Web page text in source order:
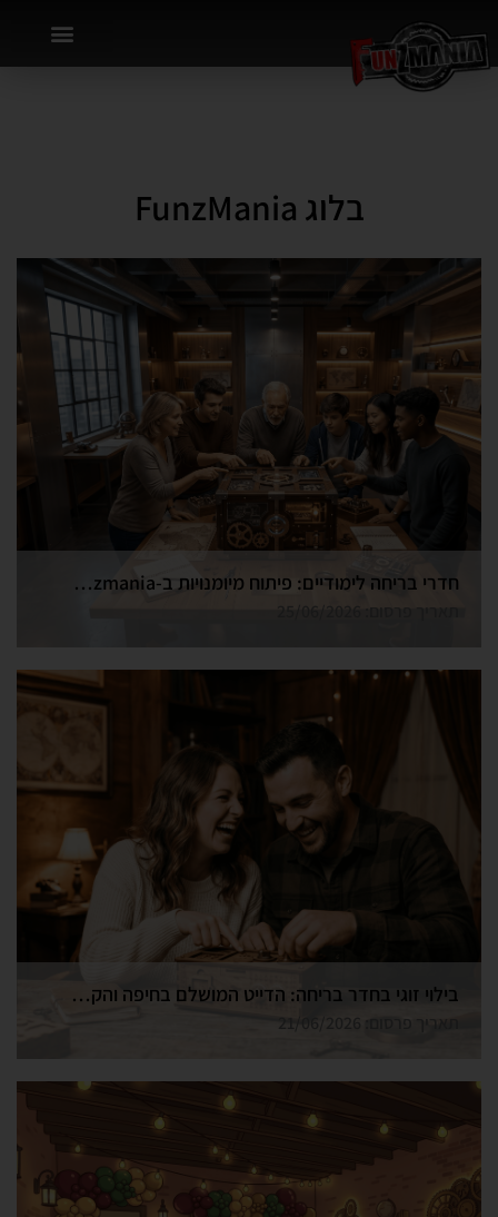
בלוג FunzMania
חדרי בריחה לימודיים: פיתוח מיומנויות ב-Funzmania
תאריך פרסום: 25/06/2026
בילוי זוגי בחדר בריחה: הדייט המושלם בחיפה והקריות
תאריך פרסום: 21/06/2026